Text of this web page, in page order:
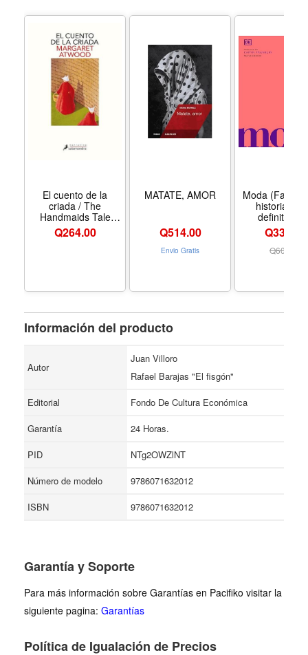
El cuento de la
criada / The
Handmaids Tale
(Spanish Edition) -
Formato Paperback
Q264.00
MATATE, AMOR
Q514.00
Envio Gratis
Moda
historia
definitva
Definitive
Histories)
Edition) -
Q339.00
Q609.00
Información del producto
Autor
Juan Villoro
Rafael Barajas "El fisgón"
Editorial
Fondo De Cultura Económica
Garantía
24 Horas.
PID
NTg2OWZlNT
Número de modelo
9786071632012
ISBN
9786071632012
Garantía y Soporte
Para más información sobre Garantías en Pacifiko visitar la
siguiente pagina: Garantías
Política de Igualación de Precios